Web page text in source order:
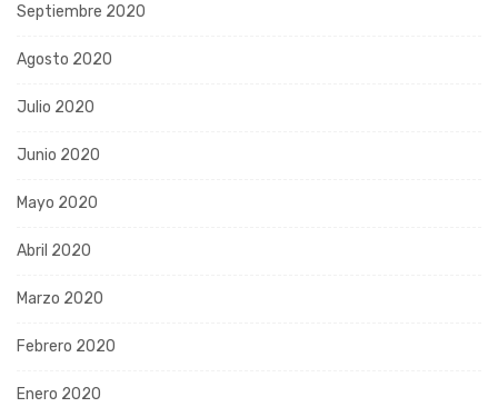
Septiembre 2020
Agosto 2020
Julio 2020
Junio 2020
Mayo 2020
Abril 2020
Marzo 2020
Febrero 2020
Enero 2020